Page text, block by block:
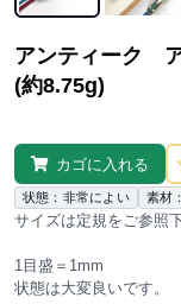
アンティーク
(約8.75g)
カゴに入れる
状態：非常によい 素材
サイズは定規をご参照
1目盛＝1mm
状態は大変良いです。